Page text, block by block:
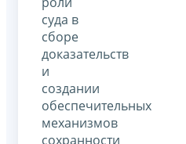
суда в
сборе
доказательств
и
создании
обеспечительных
механизмов
сохранности